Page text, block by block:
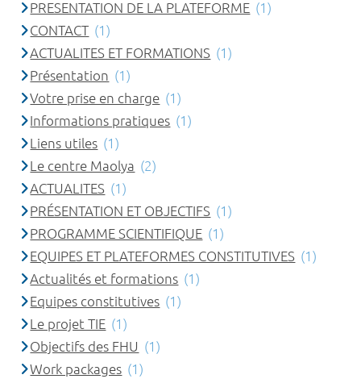
PRESENTATION DE LA PLATEFORME (1)
CONTACT (1)
ACTUALITES ET FORMATIONS (1)
Présentation (1)
Votre prise en charge (1)
Informations pratiques (1)
Liens utiles (1)
Le centre Maolya (2)
ACTUALITES (1)
PRÉSENTATION ET OBJECTIFS (1)
PROGRAMME SCIENTIFIQUE (1)
EQUIPES ET PLATEFORMES CONSTITUTIVES (1)
Actualités et formations (1)
Equipes constitutives (1)
Le projet TIE (1)
Objectifs des FHU (1)
Work packages (1)